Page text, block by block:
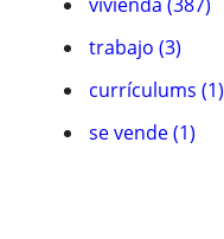
trabajo (3)
currículums (1)
se vende (1)